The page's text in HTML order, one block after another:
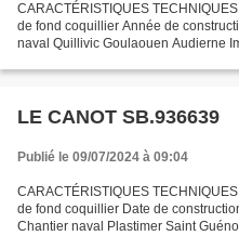
CARACTÉRISTIQUES
de fond coquillier Année de
naval Quillivic Goulaouen Audierne
LE CANOT SB.936639
Publié le 09/07/2024 à 09:04
CARACTÉRISTIQUES
de fond coquillier Date de
Chantier naval Plastimer Saint